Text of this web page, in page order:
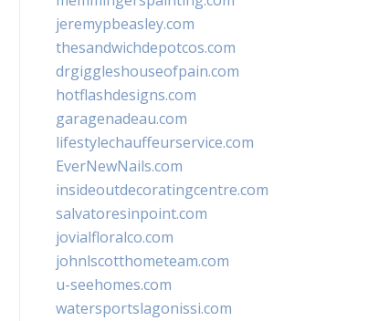
jeremypbeasley.com
thesandwichdepotcos.com
drgiggleshouseofpain.com
hotflashdesigns.com
garagenadeau.com
lifestylechauffeurservice.com
EverNewNails.com
insideoutdecoratingcentre.com
salvatoresinpoint.com
jovialfloralco.com
johnlscotthometeam.com
u-seehomes.com
watersportslagonissi.com